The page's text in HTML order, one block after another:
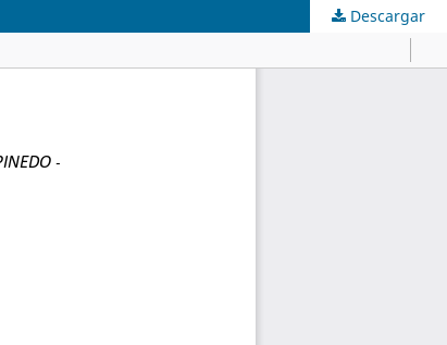
Descargar